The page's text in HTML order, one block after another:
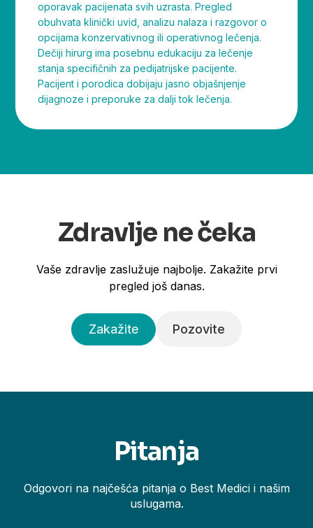
oporavak pacijenata svih uzrasta. Pregled
obuhvata klinički uvid, analizu nalaza i razgovor o
opcijama konzervativnog ili operativnog lečenja.
Dečiji hirurg ima posebnu edukaciju za lečenje
stanja specifičnih za pedijatrijske pacijente.
Pacijent i porodica dobijaju jasno objašnjenje
dijagnoze i preporuke za dalji tok lečenja.
Zdravlje ne čeka
Vaše zdravlje zaslužuje najbolje. Zakažite prvi
pregled još danas.
Zakažite Pozovite
Pitanja
Odgovori na najčešća pitanja o Best Medici i našim
uslugama.